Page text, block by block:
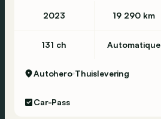
2023 19 290 km
131 ch Automatique
Autohero Thuislevering
Car-Pass